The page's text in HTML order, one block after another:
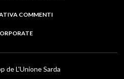
COMMENTI
de L'Unione Sarda